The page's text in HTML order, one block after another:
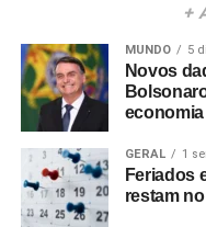
+
MUNDO 5
Novos
economia
GERAL 1
Feriados
restam